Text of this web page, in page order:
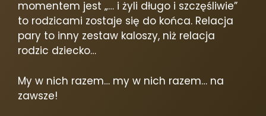
momentem jest „… i żyli długo i szczęśliwie”
to rodzicami zostaje się do końca. Relacja
pary to inny zestaw kaloszy, niż relacja
rodzic dziecko…
My w nich razem… my w nich razem… na
zawsze!